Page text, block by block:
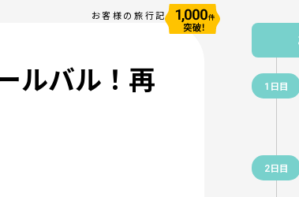
お客様の旅行記 1,000 件
突破！
ルバル！再
1日目
2日目